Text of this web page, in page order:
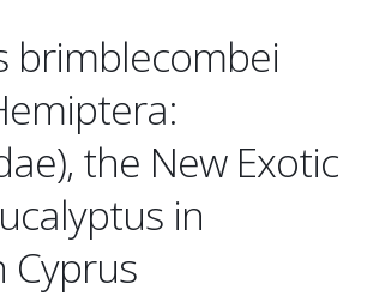
brimblecombei
the New Exotic
in
Cyprus